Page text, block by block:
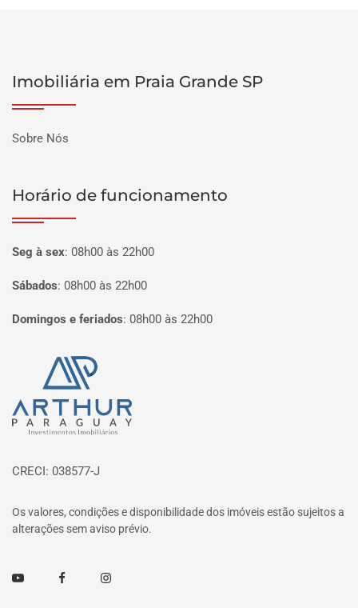
Imobiliária em Praia Grande SP
Sobre Nós
Horário de funcionamento
Seg à sex: 08h00 às 22h00
Sábados: 08h00 às 22h00
Domingos e feriados: 08h00 às 22h00
Página inicial
CRECI: 038577-J
Os valores, condições e disponibilidade dos imóveis estão sujeitos a
alterações sem aviso prévio.
Youtube FacebookInstagram